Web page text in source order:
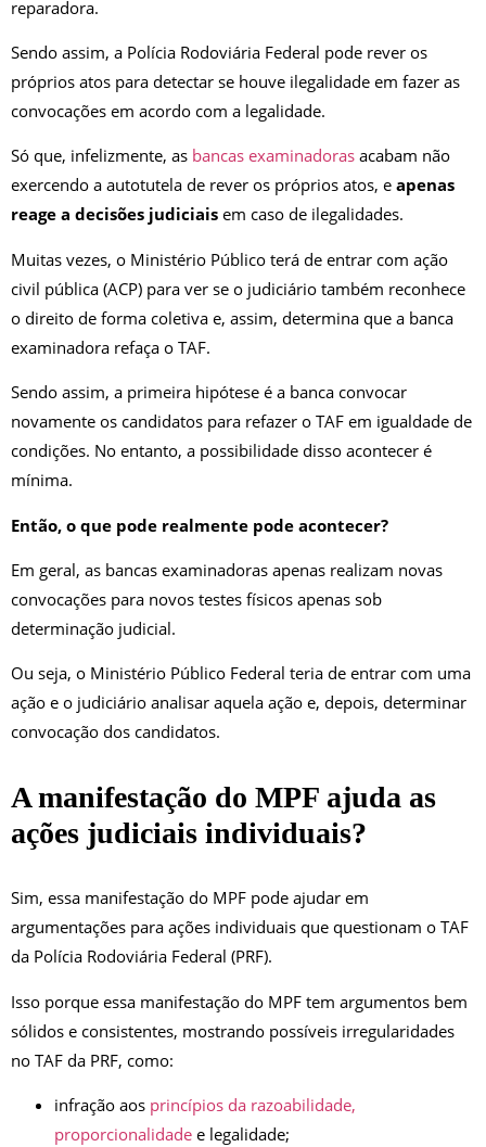
reparadora.
Sendo assim, a Polícia Rodoviária Federal pode rever os
próprios atos para detectar se houve ilegalidade em fazer as
convocações em acordo com a legalidade.
Só que, infelizmente, as bancas examinadoras acabam não
exercendo a autotutela de rever os próprios atos, e apenas
reage a decisões judiciais em caso de ilegalidades.
Muitas vezes, o Ministério Público terá de entrar com ação
civil pública (ACP) para ver se o judiciário também reconhece
o direito de forma coletiva e, assim, determina que a banca
examinadora refaça o TAF.
Sendo assim, a primeira hipótese é a banca convocar
novamente os candidatos para refazer o TAF em igualdade de
condições. No entanto, a possibilidade disso acontecer é
mínima.
Então, o que pode realmente pode acontecer?
Em geral, as bancas examinadoras apenas realizam novas
convocações para novos testes físicos apenas sob
determinação judicial.
Ou seja, o Ministério Público Federal teria de entrar com uma
ação e o judiciário analisar aquela ação e, depois, determinar
convocação dos candidatos.
A manifestação do MPF ajuda as
ações judiciais individuais?
Sim, essa manifestação do MPF pode ajudar em
argumentações para ações individuais que questionam o TAF
da Polícia Rodoviária Federal (PRF).
Isso porque essa manifestação do MPF tem argumentos bem
sólidos e consistentes, mostrando possíveis irregularidades
no TAF da PRF, como:
infração aos princípios da razoabilidade,
proporcionalidade e legalidade;